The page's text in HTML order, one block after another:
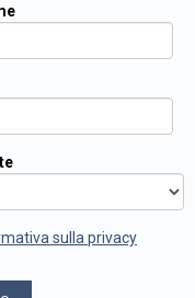
sulla privacy